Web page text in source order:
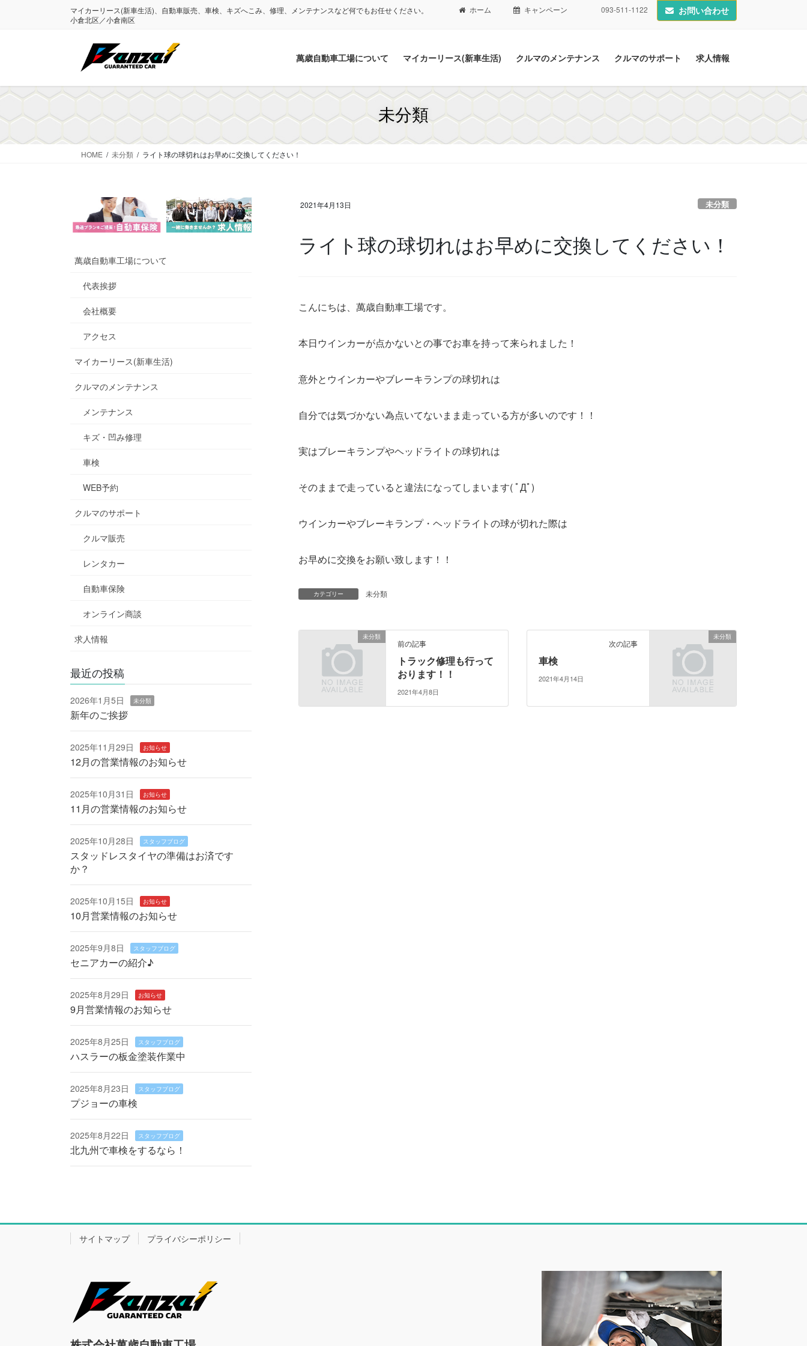
移
ン
移
マイカーリース(新車生活)、自動車販売、車検、キズへこみ、修理、メンテナンスなど何でもお任せください。
小倉北区／小倉南区
ホーム キャンペーン 093-511-1122 お問い合わせ
萬歳自動車工場について マイカーリース(新車生活) クルマのメンテナンス クルマのサポート 求人情報
未分類
HOME 未分類 ライト球の球切れはお早めに交換してください！
2021年4月13日 未分類
ライト球の球切れはお早めに交換してください！
こんにちは、萬歳自動車工場です。
本日ウインカーが点かないとの事でお車を持って来られました！
意外とウインカーやブレーキランプの球切れは
自分では気づかない為点いてないまま走っている方が多いのです！！
実はブレーキランプやヘッドライトの球切れは
そのままで走っていると違法になってしまいます( ﾟДﾟ)
ウインカーやブレーキランプ・ヘッドライトの球が切れた際は
お早めに交換をお願い致します！！
カテゴリー 未分類
未分類
前の記事
トラック修理も行って
おります！！
2021年4月8日
未分類
次の記事
車検
2021年4月14日
萬歳自動車工場について
代表挨拶
会社概要
アクセス
マイカーリース(新車生活)
クルマのメンテナンス
メンテナンス
キズ・凹み修理
車検
WEB予約
クルマのサポート
クルマ販売
レンタカー
自動車保険
オンライン商談
求人情報
最近の投稿
2026年1月5日 未分類
新年のご挨拶
2025年11月29日 お知らせ
12月の営業情報のお知らせ
2025年10月31日 お知らせ
11月の営業情報のお知らせ
2025年10月28日 スタッフブログ
スタッドレスタイヤの準備はお済です
か？
2025年10月15日 お知らせ
10月営業情報のお知らせ
2025年9月8日 スタッフブログ
セニアカーの紹介♪
2025年8月29日 お知らせ
9月営業情報のお知らせ
2025年8月25日 スタッフブログ
ハスラーの板金塗装作業中
2025年8月23日 スタッフブログ
プジョーの車検
2025年8月22日 スタッフブログ
北九州で車検をするなら！
サイトマップ プライバシーポリシー